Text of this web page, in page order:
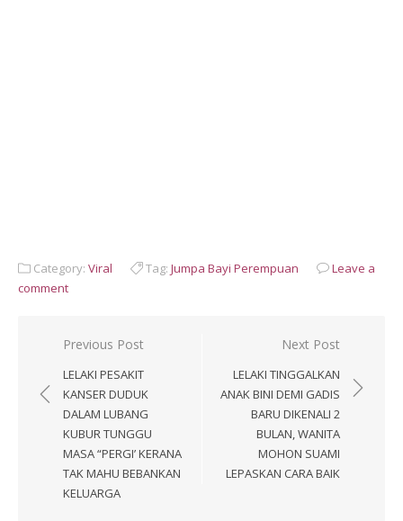
Category: Viral Tag: Jumpa Bayi Perempuan
Leave a
comment
Post
navigation
Previous Post
LELAKI PESAKIT
KANSER DUDUK
DALAM LUBANG
KUBUR TUNGGU
MASA “PERGI’ KERANA
TAK MAHU BEBANKAN
KELUARGA
Next Post
LELAKI TINGGALKAN
ANAK BINI DEMI GADIS
BARU DIKENALI 2
BULAN, WANITA
MOHON SUAMI
LEPASKAN CARA BAIK